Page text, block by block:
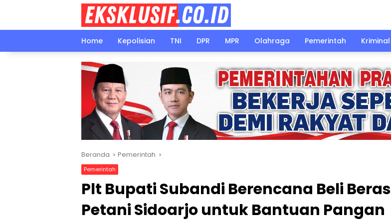
Home
Kepolisian TNI DPR MPR Olahraga Pemerintah Kriminal
Beranda Pemerintah
Pemerintah
Plt Bupati Subandi Berencana Beli Beras
Petani Sidoarjo untuk Bantuan Pangan